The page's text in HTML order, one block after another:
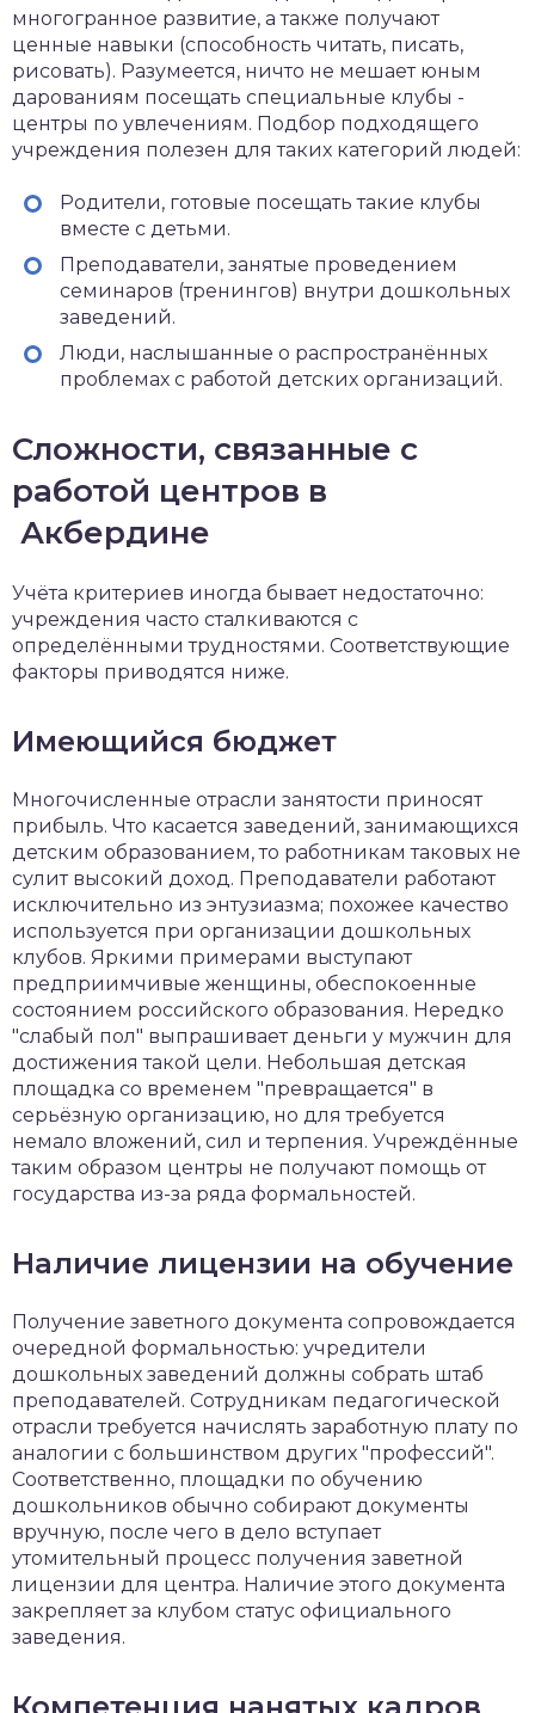
многогранное развитие, а также получают
ценные навыки (способность читать, писать,
рисовать). Разумеется, ничто не мешает юным
дарованиям посещать специальные клубы -
центры по увлечениям. Подбор подходящего
учреждения полезен для таких категорий людей:
Родители, готовые посещать такие клубы
вместе с детьми.
Преподаватели, занятые проведением
семинаров (тренингов) внутри дошкольных
заведений.
Люди, наслышанные о распространённых
проблемах с работой детских организаций.
Сложности, связанные с
работой центров в
Акбердине
Учёта критериев иногда бывает недостаточно:
учреждения часто сталкиваются с
определёнными трудностями. Соответствующие
факторы приводятся ниже.
Имеющийся бюджет
Многочисленные отрасли занятости приносят
прибыль. Что касается заведений, занимающихся
детским образованием, то работникам таковых не
сулит высокий доход. Преподаватели работают
исключительно из энтузиазма; похожее качество
используется при организации дошкольных
клубов. Яркими примерами выступают
предприимчивые женщины, обеспокоенные
состоянием российского образования. Нередко
"слабый пол" выпрашивает деньги у мужчин для
достижения такой цели. Небольшая детская
площадка со временем "превращается" в
серьёзную организацию, но для требуется
немало вложений, сил и терпения. Учреждённые
таким образом центры не получают помощь от
государства из-за ряда формальностей.
Наличие лицензии на обучение
Получение заветного документа сопровождается
очередной формальностью: учредители
дошкольных заведений должны собрать штаб
преподавателей. Сотрудникам педагогической
отрасли требуется начислять заработную плату по
аналогии с большинством других "профессий".
Соответственно, площадки по обучению
дошкольников обычно собирают документы
вручную, после чего в дело вступает
утомительный процесс получения заветной
лицензии для центра. Наличие этого документа
закрепляет за клубом статус официального
заведения.